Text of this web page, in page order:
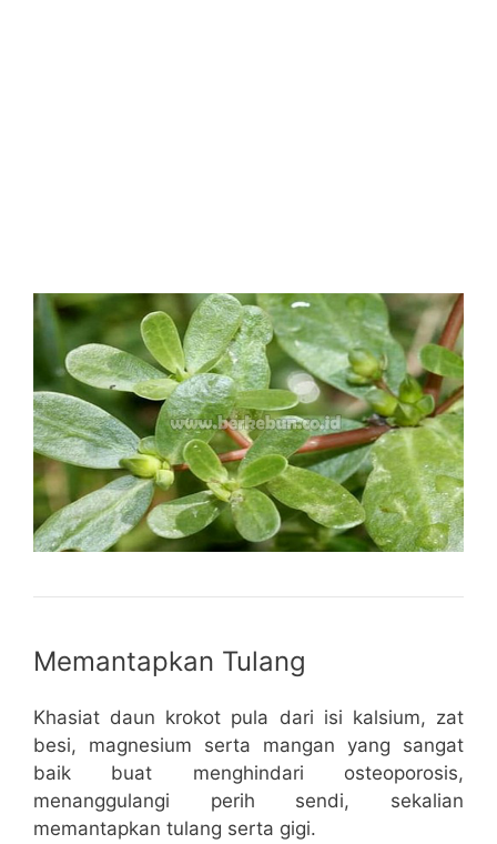
Memantapkan Tulang
Khasiat daun krokot pula dari isi kalsium, zat
besi, magnesium serta mangan yang sangat
baik buat menghindari osteoporosis,
menanggulangi perih sendi, sekalian
memantapkan tulang serta gigi.